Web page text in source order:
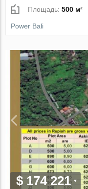
Площадь:500 м²
Power Bali
$ 174 221